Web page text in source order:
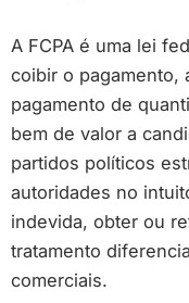
A FCPA é uma lei
coibir o pagamento,
pagamento de
bem de valor a
partidos políticos
autoridades no
indevida, obter ou
tratamento
comerciais.